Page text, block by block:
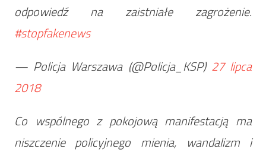
odpowiedź na zaistniałe zagrożenie.
#stopfakenews
— Policja Warszawa (@Policja_KSP) 27 lipca
2018
Co wspólnego z pokojową manifestacją ma
niszczenie policyjnego mienia, wandalizm i